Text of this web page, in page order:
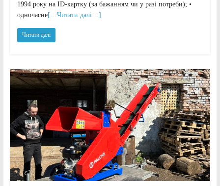
1994 року на ID-картку (за бажанням чи у разі потреби); •
одночасне[…Читати далі…]
Читати далі